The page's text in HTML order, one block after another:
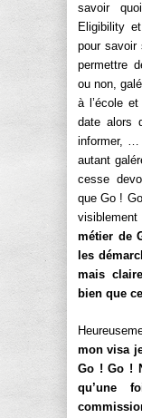
savoir
Eligibility
pour
permettre
ou non,
à l’école
date alors
informer, …
autant
cesse
que Go !
visiblement
métier de
les
mais
bien que
mon visa
Go ! Go !
qu’une